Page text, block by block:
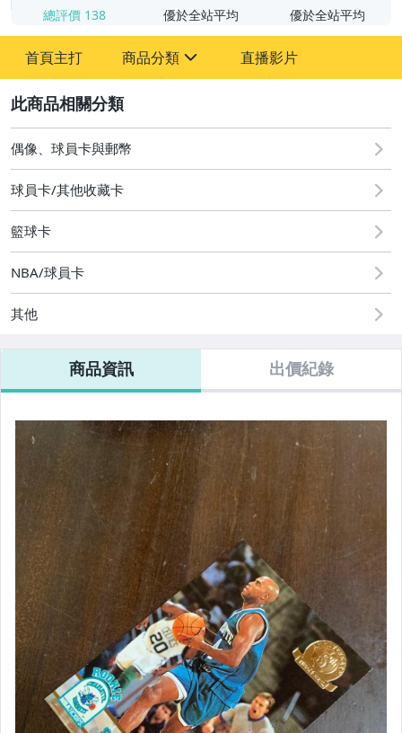
總評價 138 優於全站平均 優於全站平均
首頁主打 商品分類
偶像、球員卡與郵幣
直播影片
偶像、球員卡與郵幣
球員卡/其他收藏卡
籃球卡
NBA/球員卡
其他
商品資訊 出價紀錄